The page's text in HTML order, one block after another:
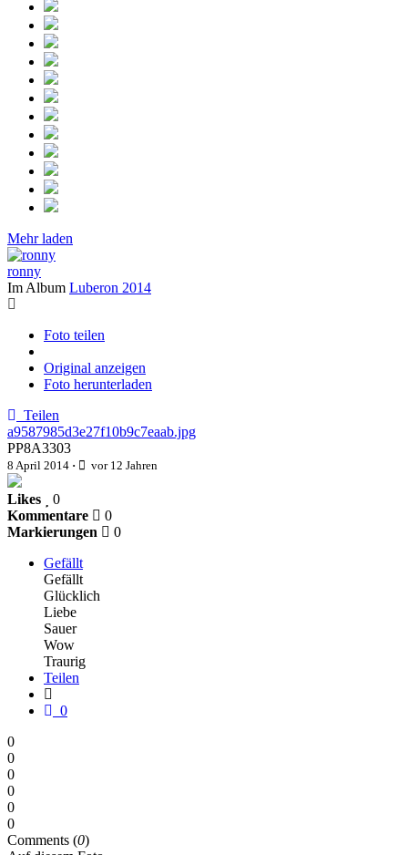
Mehr laden
ronny
Im Album Luberon 2014
Foto teilen
Original anzeigen
Foto herunterladen
Teilen
a9587985d3e27f10b9c7eaab.jpg
PP8A3303
8 April 2014 · vor 12 Jahren
Likes
0
Kommentare
0
Markierungen
0
Gefällt
Gefällt
Glücklich
Liebe
Sauer
Wow
Traurig
Teilen
0
0
0
0
0
0
0
Comments (0)